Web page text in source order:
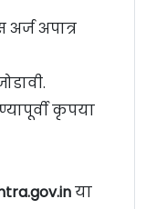
अपात्र
कृपया
या